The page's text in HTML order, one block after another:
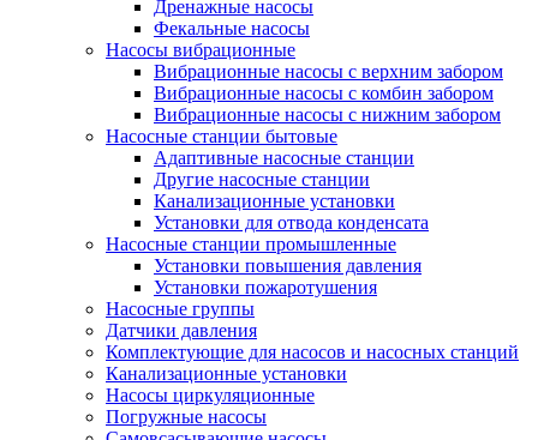
Дренажные насосы
Фекальные насосы
Насосы вибрационные
Вибрационные насосы с верхним забором
Вибрационные насосы с комбин забором
Вибрационные насосы с нижним забором
Насосные станции бытовые
Адаптивные насосные станции
Другие насосные станции
Канализационные установки
Установки для отвода конденсата
Насосные станции промышленные
Установки повышения давления
Установки пожаротушения
Насосные группы
Датчики давления
Комплектующие для насосов и насосных станций
Канализационные установки
Насосы циркуляционные
Погружные насосы